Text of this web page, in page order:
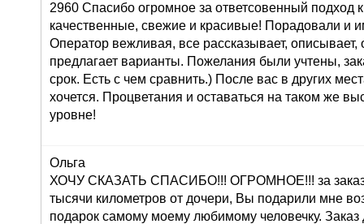
2960 Спасибо огромное за ответсовенный подход
качественные, свежие и красивые! Порадовали и
Оператор вежливая, все рассказывает, описывает,
предлагает варианты. Пожелания были учтены,
срок. Есть с чем сравнить.) После вас в других
хочется. Процветания и оставаться на таком же
уровне!
Ольга
ХОЧУ СКАЗАТЬ СПАСИБО!!! ОГРОМНОЕ!!! за заказ
тысячи километров от дочери, Вы подарили мне
подарок самому моему любимому человечку.